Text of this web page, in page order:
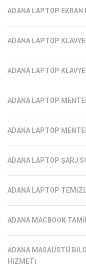
ADANA LAPTOP EKRAN
ADANA LAPTOP
ADANA LAPTOP
ADANA LAPTOP
ADANA LAPTOP
ADANA LAPTOP ŞARJ
ADANA LAPTOP
ADANA MACBOOK
ADANA MASAÜSTÜ
HIZMETI